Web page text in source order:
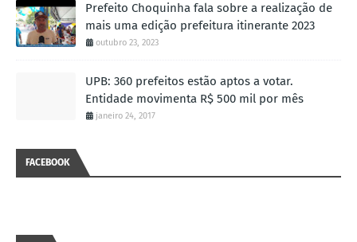
Prefeito Choquinha fala sobre a realização de
mais uma edição prefeitura itinerante 2023
outubro 23, 2023
UPB: 360 prefeitos estão aptos a votar.
Entidade movimenta R$ 500 mil por mês
janeiro 24, 2017
FACEBOOK